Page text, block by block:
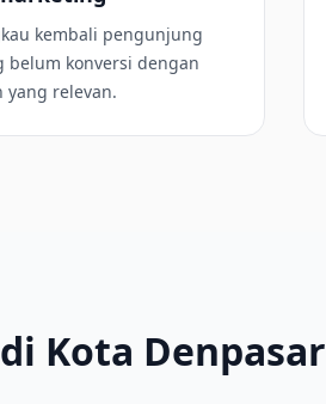
kembali pengunjung
belum konversi dengan
yang relevan.
Kota Denpasar